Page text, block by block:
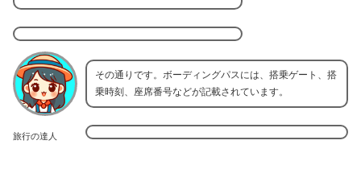
旅行の達人
その通りです。ボーディングパスには、搭乗ゲート、搭
乗時刻、座席番号などが記載されています。